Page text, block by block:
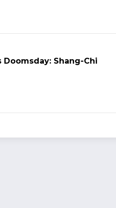
Doomsday: Shang-Chi